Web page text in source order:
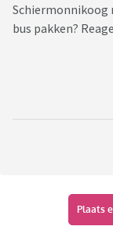
Schiermonnikoog
bus pakken?
Plaats